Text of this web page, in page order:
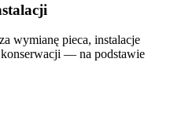
wymianę pieca, instalacje
— na podstawie